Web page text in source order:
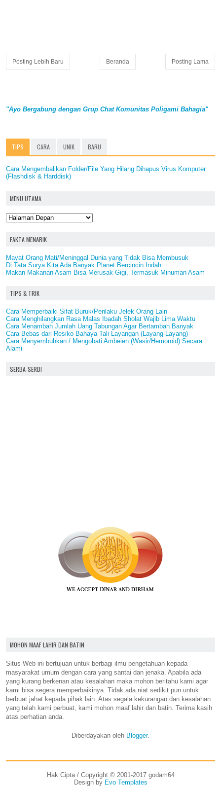
Posting Lebih Baru Posting Lama
Beranda
"Ayo Bergabung dengan Grup Chat Komunitas Poligami Bahagia"
TIPS CARA UNIK BARU
Cara Mengembalikan Folder/File Yang Hilang Dihapus Virus Komputer
(Flashdisk & Harddisk)
MENU UTAMA
FAKTA MENARIK
Mayat Orang Mati/Meninggal Dunia yang Tidak Bisa Membusuk
Di Tata Surya Kita Ada Banyak Planet Bercincin Indah
Makan Makanan Asam Bisa Merusak Gigi, Termasuk Minuman Asam
TIPS & TRIK
Cara Memperbaiki Sifat Buruk/Perilaku Jelek Orang Lain
Cara Menghilangkan Rasa Malas Ibadah Sholat Wajib Lima Waktu
Cara Menambah Jumlah Uang Tabungan Agar Bertambah Banyak
Cara Bebas dari Resiko Bahaya Tali Layangan (Layang-Layang)
Cara Menyembuhkan / Mengobati Ambeien (Wasir/Hemoroid) Secara
Alami
SERBA-SERBI
MOHON MAAF LAHIR DAN BATIN
Situs Web ini bertujuan untuk berbagi ilmu pengetahuan kepada
masyarakat umum dengan cara yang santai dan jenaka. Apabila ada
yang kurang berkenan atau kesalahan maka mohon beritahu kami agar
kami bisa segera memperbaikinya. Tidak ada niat sedikit pun untuk
berbuat jahat kepada pihak lain. Atas segala kekurangan dan kesalahan
yang telah kami perbuat, kami mohon maaf lahir dan batin. Terima kasih
atas perhatian anda.
Diberdayakan oleh Blogger.
Hak Cipta / Copyright © 2001-2017 godam64
Design by Evo Templates